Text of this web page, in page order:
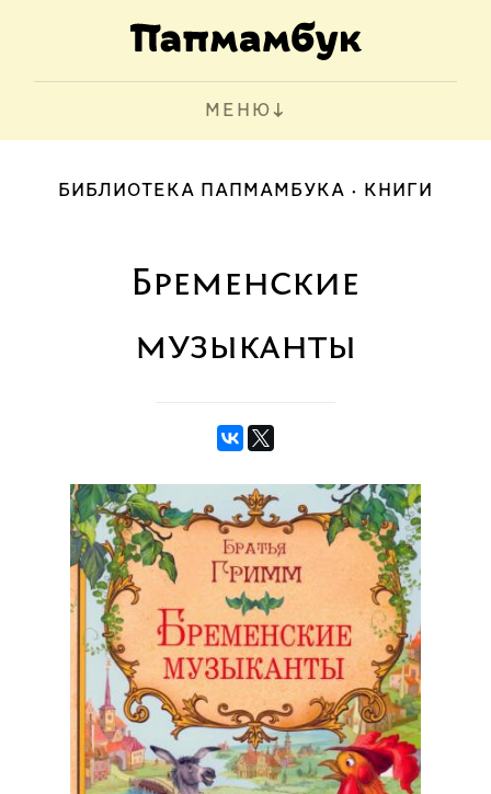
МЕНЮ
БИБЛИОТЕКА ПАПМАМБУКА КНИГИ
Бременские
музыканты